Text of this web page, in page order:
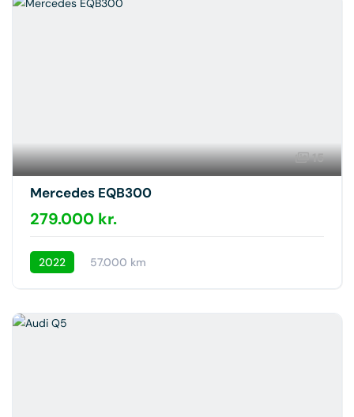
15
Mercedes EQB300
279.000 kr.
2022 57.000 km